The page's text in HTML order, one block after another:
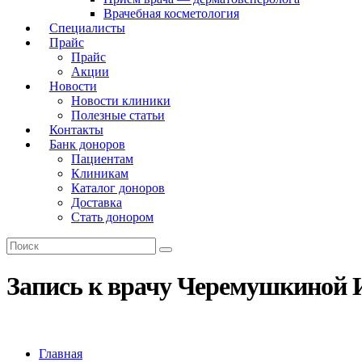
Врачебная косметология
Специалисты
Прайс
Прайс
Акции
Новости
Новости клиники
Полезные статьи
Контакты
Банк доноров
Пациентам
Клиникам
Каталог доноров
Доставка
Стать донором
Запись к врачу Черемушкиной
Главная